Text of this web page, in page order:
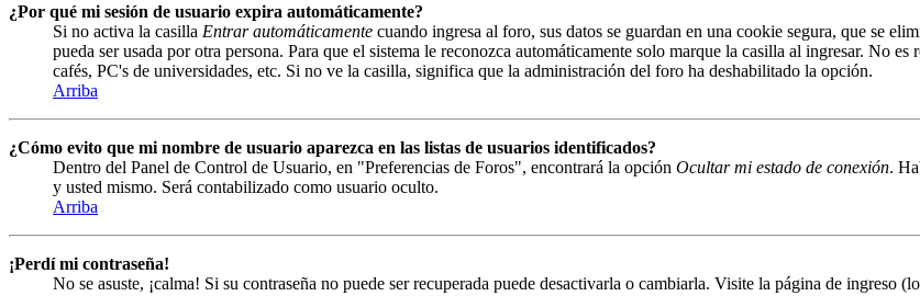
¿Por qué mi sesión de usuario expira automáticamente?
Si no activa la casilla Entrar automáticamente cuando ingresa al foro, sus datos se guardan en una cookie segura, que se
pueda ser usada por otra persona. Para que el sistema le reconozca automáticamente solo marque la casilla al ingresar. No
cafés, PC's de universidades, etc. Si no ve la casilla, significa que la administración del foro ha deshabilitado la opción.
Arriba
¿Cómo evito que mi nombre de usuario aparezca en las listas de usuarios identificados?
Dentro del Panel de Control de Usuario, en "Preferencias de Foros", encontrará la opción Ocultar mi estado de conexión.
y usted mismo. Será contabilizado como usuario oculto.
Arriba
¡Perdí mi contraseña!
No se asuste, ¡calma! Si su contraseña no puede ser recuperada puede desactivarla o cambiarla. Visite la página de ingreso